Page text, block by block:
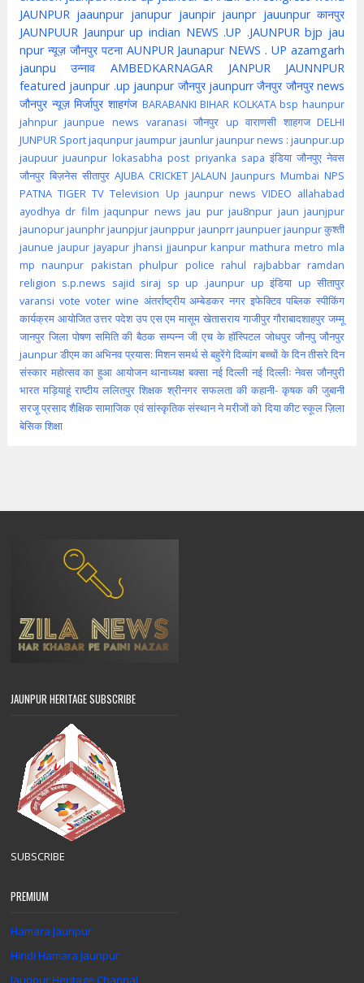
JAUNPUR jaaunpur janupur jaunpir jaunpr jauunpur कानपुर
JAUNPUUR Jaunpur up indian NEWS .UP .JAUNPUR bjp jau
npur न्यूज़ जौनपुर पटना AUNPUR Jaunapur NEWS . UP azamgarh
jaunpu
उन्नाव AMBEDKARNAGAR JANPUR
JAUNNPUR
featured jaunpur .up jaunpur जौनपुर jaunpurr जैनपुर जौनपुर news
जौनपुर न्यूज़ मिर्जापुर शाहगंज BARABANKI BIHAR KOLKATA bsp haunpur
jahnpur jaunpue news varanasi जौनपुर up वाराणसी शाहगज DELHI
JUNPUR Sportjaqunpurjaumpur jaunlurjaunpur news : jaunpur.up
jaupuur juaunpur lokasabha post priyanka sapa इंडिया जौनपुए नेवस
जौनपुर बिज़नेस सीतापुर AJUBA CRICKET JALAUN Jaunpurs Mumbai NPS
PATNA TIGER TV Television Up jaunpur news VIDEO allahabad
ayodhya dr film jaqunpur news jau pur jau8npur jaun jaunjpur
jaunopurjaunphrjaunpjurjaunppur jaunprrjaunpuerjaunpur कुश्ती
jaunue jaupur jayapur jhansi jjaunpur kanpur mathura metro mla
mp naunpur pakistan phulpur police rahul rajbabbar ramdan
religion s.p.news sajid siraj sp up .jaunpur up इंडिया up सीतापुर
varansi vote voter wine अंतर्राष्ट्रीय अम्बेडकर नगर इफेक्टिव पब्लिक स्पीकिंग
कार्यक्रम आयोजित उत्तर पदेश उप एस एम मासूम खेतासराय गाजीपुर गौराबादशाहपुर जम्मू
जानपुर जिला पोषण समिति की बैठक सम्पन्न जी एच के हॉस्पिटल जोधपुर जौनपु जौनपुर
jaunpurडीएम का अभिनव प्रयास: मिशन समर्थ से बहुरेंगे दिव्यांग बच्चों के दिनतीसरे दिन
संस्कार महोत्सव का हुआ आयोजन थानाध्यक्ष बक्सा नई दिल्ली नई दिल्लीः नेवस जौनपुरी
भारत मड़ियाहूं राष्टीय ललितपुर शिक्षक श्रीनगर सफलता की कहानी- कृषक की जुबानी
सरजू प्रसाद शैक्षिकसामाजिक एवं सांस्कृतिक संस्थान ने मरीजों को दिया कीटस्कूलज़िला
बेसिक शिक्षा
JAUNPUR HERITAGE SUBSCRIBE
SUBSCRIBE
PREMIUM
Hamara Jaunpur
Hindi Hamara Jaunpur
Jaunpur Heritage Channal